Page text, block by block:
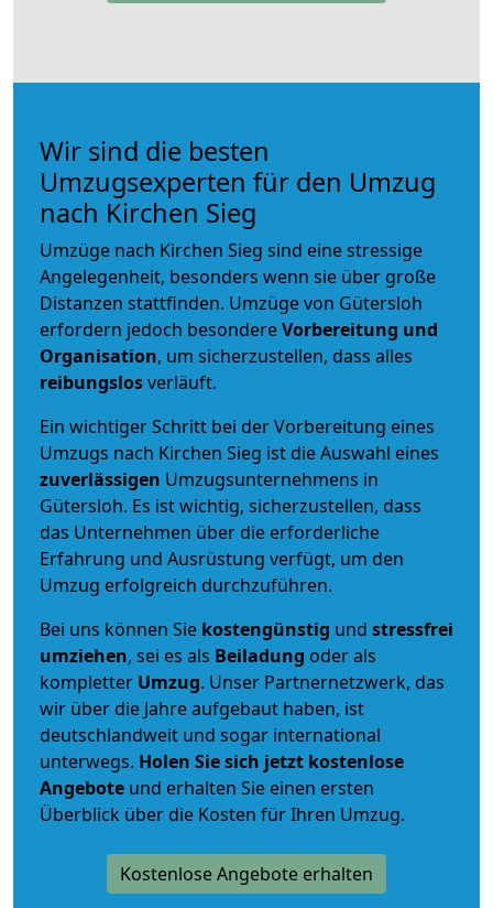
Wir sind die besten
Umzugsexperten für den Umzug
nach Kirchen Sieg
Umzüge nach Kirchen Sieg sind eine stressige
Angelegenheit, besonders wenn sie über große
Distanzen stattfinden. Umzüge von Gütersloh
erfordern jedoch besondereVorbereitung und
Organisation, um sicherzustellen, dass alles
reibungslosverläuft.
Ein wichtiger Schritt bei der Vorbereitung eines
Umzugs nach Kirchen Sieg ist die Auswahl eines
zuverlässigen Umzugsunternehmens in
Gütersloh. Es ist wichtig, sicherzustellen, dass
das Unternehmen über die erforderliche
Erfahrung und Ausrüstung verfügt, um den
Umzug erfolgreich durchzuführen.
Bei uns können Sie kostengünstig und stressfrei
umziehen, sei es als Beiladung oder als
kompletter Umzug. Unser Partnernetzwerk, das
wir über die Jahre aufgebaut haben, ist
deutschlandweit und sogar international
unterwegs. Holen Sie sich jetzt kostenlose
Angebote und erhalten Sie einen ersten
Überblick über die Kosten für Ihren Umzug.
Kostenlose Angebote erhalten